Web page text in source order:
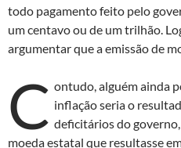
todo pagamento feito pelo
um centavo ou de um trilhão.
argumentar que a emissão de
C ontudo, alguém ainda
inflação seria o
deficitários do
moeda estatal que resultasse